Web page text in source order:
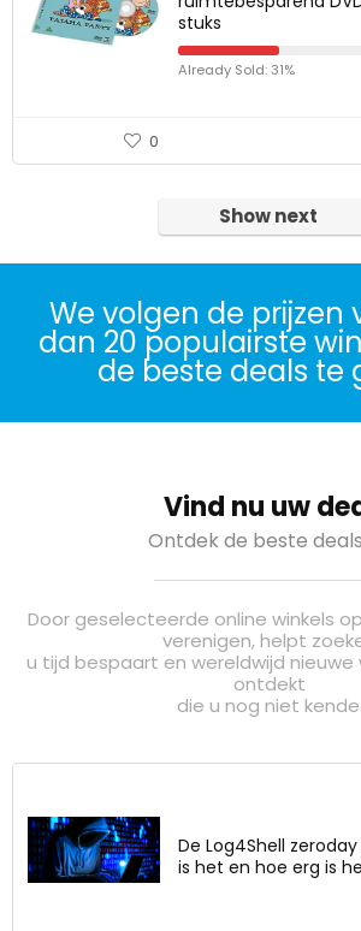
stuks
Already Sold: 31%
0
Show next
We volgen de prijzen
dan 20 populairste
de beste deals te
Vind nu uw
Ontdek de beste deals
Door geselecteerde online winkels
verenigen, helpt
u tijd bespaart en wereldwijd nieuwe
ontdekt
die u nog niet kende.
De Log4Shell
is het en hoe erg is